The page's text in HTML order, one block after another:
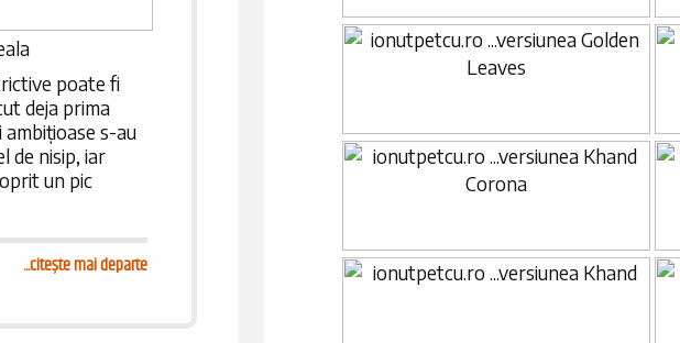
poate fi
deja prima
ambițioase s-au
de nisip, iar
un pic
...citește mai departe